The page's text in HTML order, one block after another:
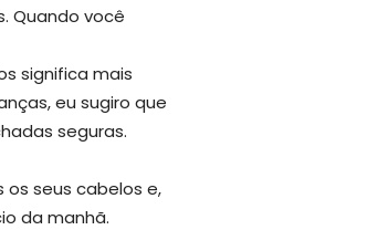
Quando você
significa mais
eu sugiro que
seguras.
seus cabelos e,
da manhã.